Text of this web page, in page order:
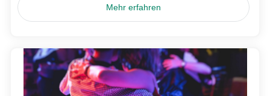
Mehr erfahren